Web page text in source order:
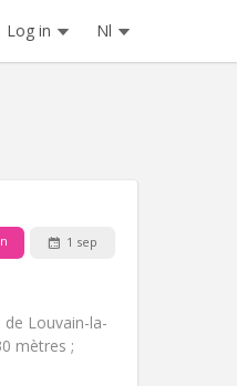
Log in Nl
1 sep
Louvain-la-
mètres ;